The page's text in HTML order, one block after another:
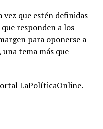
vez que estén definidas
responden a los
para oponerse a
tema más que
LaPolíticaOnline.